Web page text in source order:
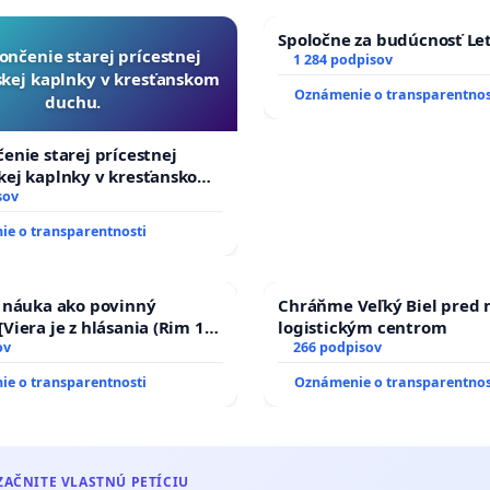
dokumenty/
možno nájsť aj na stránke
chcemezdravukrajinu
že preferujete podpis papierovej verzie petície
dokumenty/
doručenia je možné dohodnúť cez e-mail - napíšte
starej prícestnej
kaplnky v kresťanskom
duchu.
starej prícestnej
kaplnky v kresťanskom
o transparentnosti
Spoločne za budúcnosť
1 284 podpisov
Oznámenie o
ako povinný
je z hlásania (Rim 10,
o transparentnosti
Chráňme Veľký Biel pred
logistickým centrom
266 podpisov
Oznámenie o
VLASTNÚ PETÍCIU